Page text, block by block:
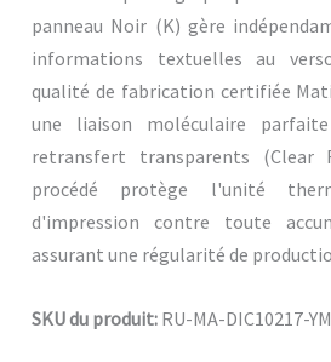
panneau Noir (K) gère
informations textuelles au
qualité de fabrication certifiée
une liaison moléculaire
retransfert transparents (Clear
procédé protège l'unité
d'impression contre toute
assurant une régularité de
SKU du produit: RU-MA-DIC10217-